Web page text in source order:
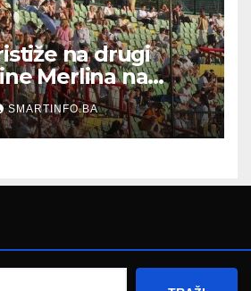
na drugi
Merlina na
SMARTINFO.BA